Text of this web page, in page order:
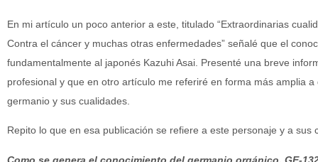
En mi artículo un poco anterior a este, titulado “Extraordinarias
Contra el cáncer y muchas otras enfermedades” señalé que el
fundamentalmente al japonés Kazuhi Asai. Presenté una breve
profesional y que en otro artículo me referiré en forma más amplia
germanio y sus cualidades.
Repito lo que en esa publicación se refiere a este personaje y a sus
Como se genera el conocimiento del germanio orgánico. GE-